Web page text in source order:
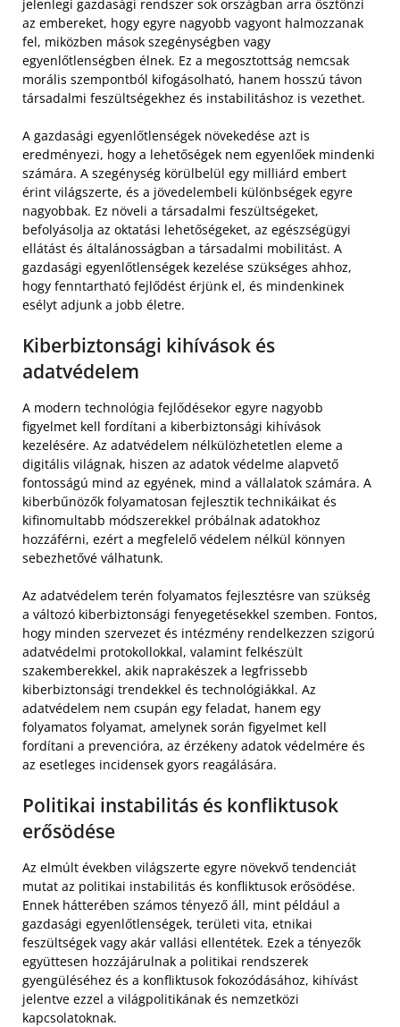
jelenlegi gazdasági rendszer sok országban arra ösztönzi
az embereket, hogy egyre nagyobb vagyont halmozzanak
fel, miközben mások szegénységben vagy
egyenlőtlenségben élnek. Ez a megosztottság nemcsak
morális szempontból kifogásolható, hanem hosszú távon
társadalmi feszültségekhez és instabilitáshoz is vezethet.
A gazdasági egyenlőtlenségek növekedése azt is
eredményezi, hogy a lehetőségek nem egyenlőek mindenki
számára. A szegénység körülbelül egy milliárd embert
érint világszerte, és a jövedelembeli különbségek egyre
nagyobbak. Ez növeli a társadalmi feszültségeket,
befolyásolja az oktatási lehetőségeket, az egészségügyi
ellátást és általánosságban a társadalmi mobilitást. A
gazdasági egyenlőtlenségek kezelése szükséges ahhoz,
hogy fenntartható fejlődést érjünk el, és mindenkinek
esélyt adjunk a jobb életre.
Kiberbiztonsági kihívások és
adatvédelem
A modern technológia fejlődésekor egyre nagyobb
figyelmet kell fordítani a kiberbiztonsági kihívások
kezelésére. Az adatvédelem nélkülözhetetlen eleme a
digitális világnak, hiszen az adatok védelme alapvető
fontosságú mind az egyének, mind a vállalatok számára. A
kiberbűnözők folyamatosan fejlesztik technikáikat és
kifinomultabb módszerekkel próbálnak adatokhoz
hozzáférni, ezért a megfelelő védelem nélkül könnyen
sebezhetővé válhatunk.
Az adatvédelem terén folyamatos fejlesztésre van szükség
a változó kiberbiztonsági fenyegetésekkel szemben. Fontos,
hogy minden szervezet és intézmény rendelkezzen szigorú
adatvédelmi protokollokkal, valamint felkészült
szakemberekkel, akik naprakészek a legfrissebb
kiberbiztonsági trendekkel és technológiákkal. Az
adatvédelem nem csupán egy feladat, hanem egy
folyamatos folyamat, amelynek során figyelmet kell
fordítani a prevencióra, az érzékeny adatok védelmére és
az esetleges incidensek gyors reagálására.
Politikai instabilitás és konfliktusok
erősödése
Az elmúlt években világszerte egyre növekvő tendenciát
mutat az politikai instabilitás és konfliktusok erősödése.
Ennek hátterében számos tényező áll, mint például a
gazdasági egyenlőtlenségek, területi vita, etnikai
feszültségek vagy akár vallási ellentétek. Ezek a tényezők
együttesen hozzájárulnak a politikai rendszerek
gyengüléséhez és a konfliktusok fokozódásához, kihívást
jelentve ezzel a világpolitikának és nemzetközi
kapcsolatoknak.